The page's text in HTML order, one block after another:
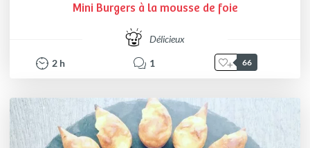
Mini Burgers à la mousse de foie
Délicieux
2 h 1 66